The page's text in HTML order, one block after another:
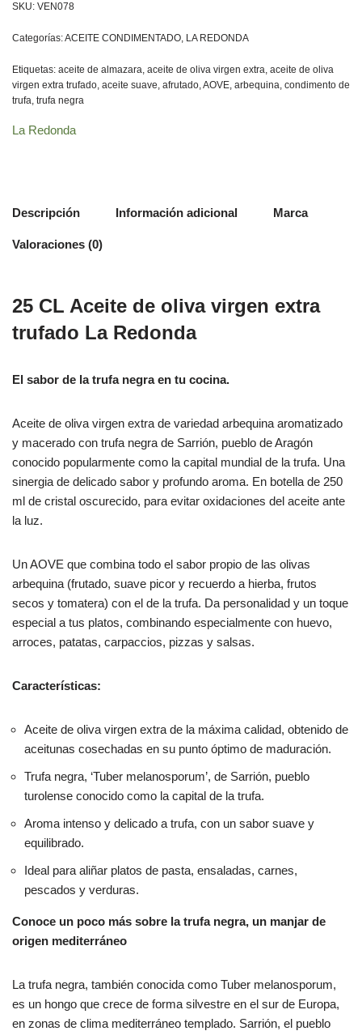
SKU: VEN078
Categorías:ACEITE CONDIMENTADO, LA REDONDA
Etiquetas: aceite de almazara, aceite de oliva virgen extra, aceite de oliva
virgen extra trufado, aceite suave, afrutado,AOVE, arbequina, condimento de
trufa, trufa negra
La Redonda
Descripción Información adicional Marca
Valoraciones (0)
25 CL Aceite de oliva virgen extra
trufado La Redonda
El sabor de la trufa negra en tu cocina.
Aceite de oliva virgen extra de variedad arbequina aromatizado
y macerado con trufa negra de Sarrión, pueblo de Aragón
conocido popularmente como la capital mundial de la trufa. Una
sinergia de delicado sabor y profundo aroma. En botella de 250
ml de cristal oscurecido, para evitar oxidaciones del aceite ante
la luz.
Un AOVE que combina todo el sabor propio de las olivas
arbequina (frutado, suave picor y recuerdo a hierba, frutos
secos y tomatera) con el de la trufa. Da personalidad y un toque
especial a tus platos, combinando especialmente con huevo,
arroces, patatas, carpaccios, pizzas y salsas.
Características:
Aceite de oliva virgen extra de la máxima calidad, obtenido de
aceitunas cosechadas en su punto óptimo de maduración.
Trufa negra, ‘Tuber melanosporum’, de Sarrión, pueblo
turolense conocido como la capital de la trufa.
Aroma intenso y delicado a trufa, con un sabor suave y
equilibrado.
Ideal para aliñar platos de pasta, ensaladas, carnes,
pescados y verduras.
Conoce un poco más sobre la trufa negra, un manjar de
origen mediterráneo
La trufa negra, también conocida como Tuber melanosporum,
es un hongo que crece de forma silvestre en el sur de Europa,
en zonas de clima mediterráneo templado. Sarrión, el pueblo